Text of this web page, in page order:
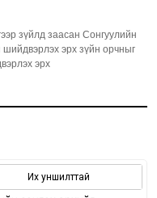
зүйлд заасан Сонгуулийн
шийдвэрлэх эрх зүйн орчныг
эрх
Их уншилттай